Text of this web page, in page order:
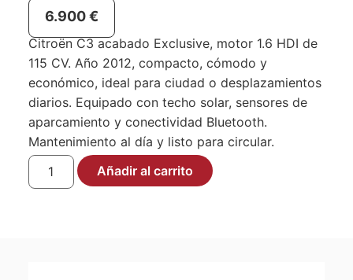
6.900€
Citroën C3 acabado Exclusive, motor 1.6 HDI de
115 CV. Año 2012, compacto, cómodo y
económico, ideal para ciudad o desplazamientos
diarios. Equipado con techo solar, sensores de
aparcamiento y conectividad Bluetooth.
Mantenimiento al día y listo para circular.
Añadir al carrito